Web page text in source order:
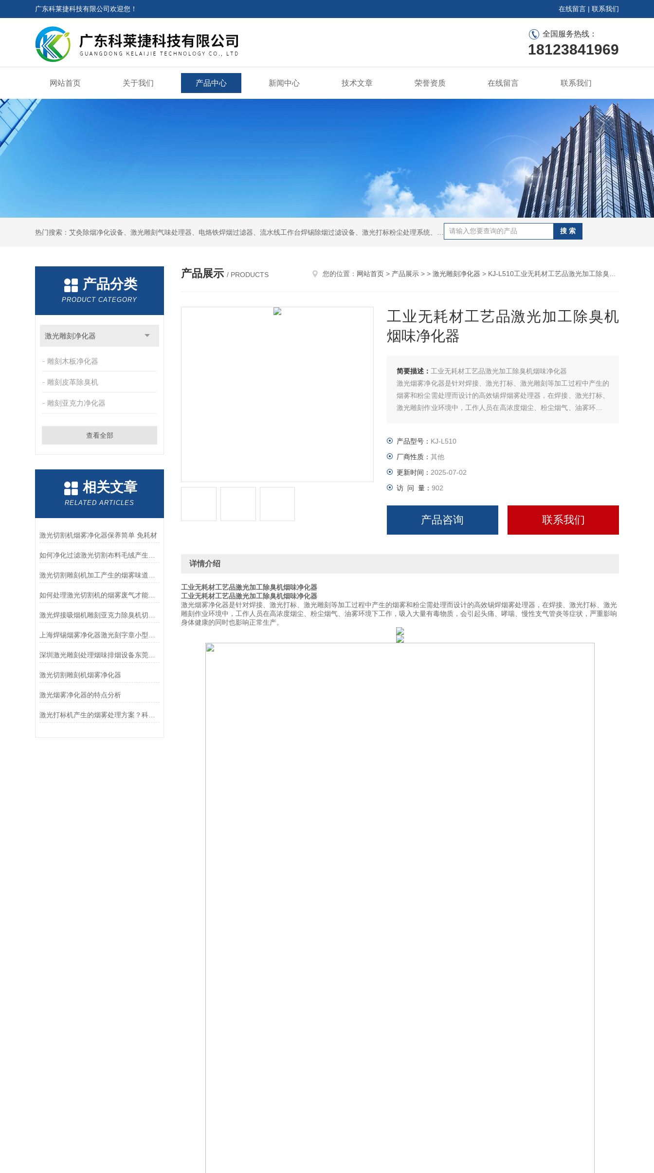
广东科莱捷科技有限公司欢迎您！ 在线留言 | 联系我们
全国服务热线：
18123841969
网站首页 关于我们 产品中心 新闻中心 技术文章 荣誉资质 在线留言 联系我们
产品分类
PRODUCT CATEGORY
激光雕刻净化器
雕刻木板净化器
雕刻皮革除臭机
雕刻亚克力净化器
查看全部
相关文章
RELATED ARTICLES
激光切割机烟雾净化器保养简单 免耗材
如何处理激光切割机的烟雾废气才能过环评
深圳激光雕刻处理烟味排烟设备东莞切割亚克力除臭机净化器
激光切割雕刻机烟雾净化器
激光烟雾净化器的特点分析
激光打标机产生的烟雾处理方案？科莱捷烟雾净化器
产品展示 / PRODUCTS 您的位置： 网站首页 > 产品展示 > > 激光雕刻净化器 > KJ-L510工业无耗材工艺品激光加工除臭机烟味净化器
工业无耗材工艺品激光加工除臭机
烟味净化器
简要描述： 工业无耗材工艺品激光加工除臭机烟味净化器
激光烟雾净化器是针对焊接、激光打标、激光雕刻等加工过程中产生的
烟雾和粉尘需处理而设计的高效锡焊烟雾处理器，在焊接、激光打标、
激光雕刻作业环境中，工作人员在高浓度烟尘、粉尘烟气、油雾环境下
产品型号： KJ-L510
厂商性质： 其他
更新时间： 2025-07-02
访 问 量： 902
产品咨询 联系我们
详情介绍
工业无耗材工艺品激光加工除臭机烟味净化器
工业无耗材工艺品激光加工除臭机烟味净化器
激光烟雾净化器是针对焊接、激光打标、激光雕刻等加工过程中产生的烟雾和粉尘需处理而设计的高效锡焊烟雾处理器，在焊接、激光打标、激光
雕刻作业环境中，工作人员在高浓度烟尘、粉尘烟气、油雾环境下工作，吸入大量有毒物质，会引起头痛、哮喘、慢性支气管炎等症状，严重影响
身体健康的同时也影响正常生产。